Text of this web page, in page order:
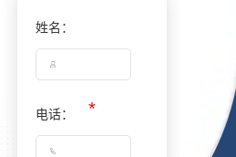
姓名：
电话：